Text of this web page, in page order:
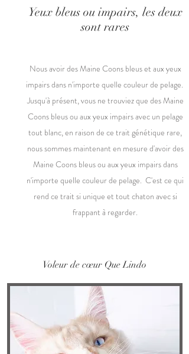
Yeux bleus ou impairs, les deux
sont rares
Nousavoir des Maine Coons bleus et aux yeux
impairs dans n'importe quelle couleur de pelage.
Jusqu'à présent, vous ne trouviez que des Maine
Coons bleus ou aux yeux impairs avec un pelage
tout blanc, en raison de ce trait génétique rare,
nous sommes maintenant en mesure d'avoir des
Maine Coons bleus ou aux yeux impairs dans
n'importe quelle couleur de pelage. C'est ce qui
rend ce trait si unique et tout chaton avec si
frappant à regarder.
Voleur de cœur Que Lindo